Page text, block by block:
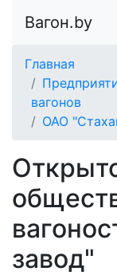
Вагон.by
Главная
вагонов
ОАО
завод"